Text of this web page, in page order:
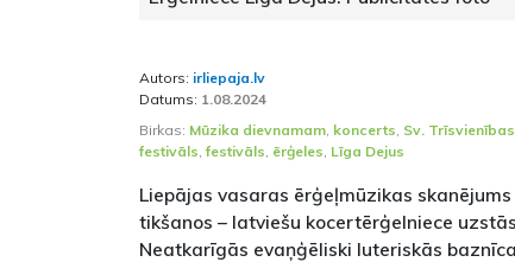
Autors: irliepaja.lv
Datums: 1.08.2024
Birkas: Mūzika dievnamam koncerts Sv.
festivāls ,festivāls ērģeles Līga Dejus
Liepājas vasaras ērģeļmūzikas
tikšanos – latviešu kocertērģelniece
Neatkarīgās evaņģēliski luteriskās